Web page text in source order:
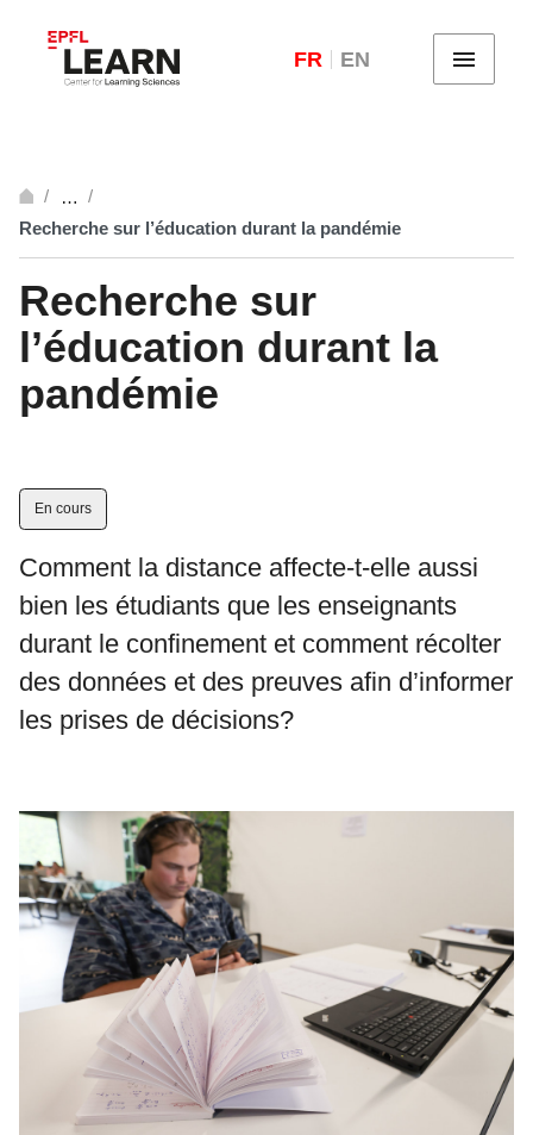
FR EN Menu
…
Recherche sur l’éducation durant la pandémie
Recherche sur
l’éducation durant la
pandémie
En cours
Comment la distance affecte-t-elle aussi
bien les étudiants que les enseignants
durant le confinement et comment récolter
des données et des preuves afin d’informer
les prises de décisions?